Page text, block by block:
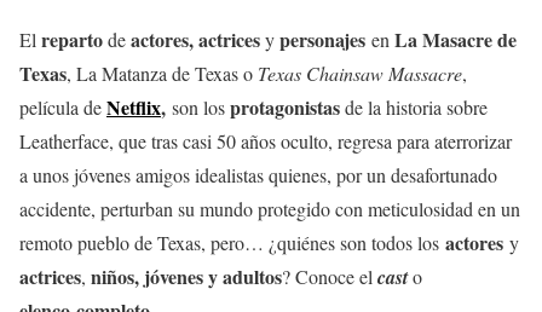
El repartodeactores, actricesypersonajes en La Masacre de
Texas, La Matanza de Texas o Texas Chainsaw Massacre,
película deNetflix, son losprotagonistasde la historia sobre
Leatherface, que tras casi 50 años oculto, regresa para aterrorizar
a unos jóvenes amigos idealistas quienes, por un desafortunado
accidente, perturban su mundo protegido con meticulosidad en un
remoto pueblo de Texas, pero… ¿quiénes son todos los actores y
actrices, niños, jóvenes y adultos? Conoce el casto